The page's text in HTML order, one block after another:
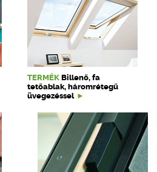
TERMÉK Billenő, fa
tetőablak, háromrétegű
üvegezéssel